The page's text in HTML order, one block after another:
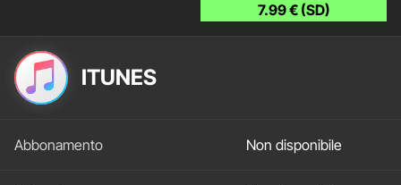
7.99 € (SD)
ITUNES
Non disponibile